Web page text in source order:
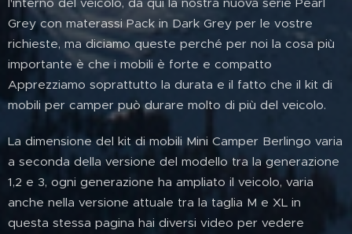
Grey con materassi Pack in Dark Grey per le vostre
richieste, ma diciamo queste perché per noi la cosa più
importante è che i mobili è forte e compatto
Apprezziamo soprattutto la durata e il fatto che il kit di
mobili per camper può durare molto di più del veicolo.
La dimensione del kit di mobili Mini Camper Berlingo varia
a seconda della versione del modello tra la generazione
1,2 e 3, ogni generazione ha ampliato il veicolo, varia
anche nella versione attuale tra la taglia M e XL in
questa stessa pagina hai diversi video per vedere